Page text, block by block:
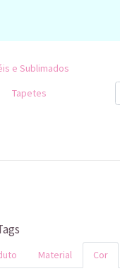
e Sublimados
Tapetes
Material Cor